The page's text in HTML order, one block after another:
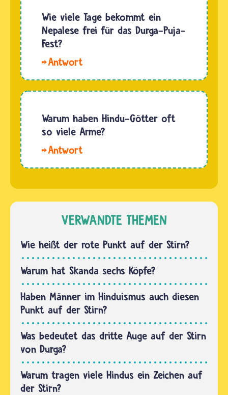
wie eine
Löwin
mutig
und mit…
zeigen
Shiva
komplett
andere
nur mit
blauem
einer
Legende
hat die…
Wie viele Tage bekommt ein
Nepalese frei für das Durga-Puja-
Fest?
Auf diese
gibt es
sicher
Antworten.
Ob ein
Puja-Fest
bekommt,
hängt…
Warum haben Hindu-Götter oft
so viele Arme?
Gottheiten
der
Hindus
einige
Dinge in
ihren
Händen.
Sie
stehen
für
bestimmte
Eigenschaften,
…
VERWANDTE THEMEN
Wie heißt der rote Punkt auf der Stirn?
Warum hat Skanda sechs Köpfe?
Haben Männer im Hinduismus auch diesen
Punkt auf der Stirn?
Was bedeutet das dritte Auge auf der Stirn
von Durga?
Warum tragen viele Hindus ein Zeichen auf
der Stirn?